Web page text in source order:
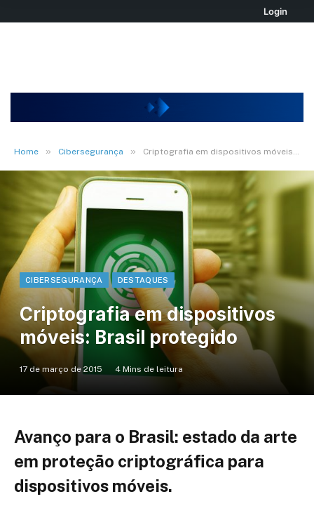
Login
Home » Cibersegurança » Criptografia em dispositivos móveis: Brasil protegido
CIBERSEGURANÇA DESTAQUES
Criptografia em dispositivos
móveis: Brasil protegido
17 de março de 2015 4 Mins de leitura
Avanço para o Brasil: estado da arte
em proteção criptográfica para
dispositivos móveis.